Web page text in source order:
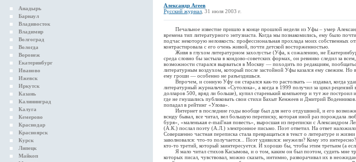
Анадырь
Барнаул
Владивосток
Владимир
Волгоград
Вологда
Воронеж
Екатеринбург
Иваново
Ижевск
Иркутск
Казань
Калининград
Калуга
Кемерово
Краснодар
Красноярск
Курск
Липецк
Майкоп
Александр Агеев
Русский журнал , 31 июля 2003 г.
Печальное известие пришло в конце прошлой недели из Уфы – умер
времена тип литературного энтузиаста. Когда мы познакомились, ему было
подчас некоторую неловкость: профессиональная прохлада моих собственных
контрастировала с его очень живой, почти детской восторженностью.
Живя в глухом литературном захолустье (Уфа, к сожалению, не
среда словно бы застыла в кондово-советских формах, он ревниво следил за
возможности старался вырваться в Москву — походить по редакциям,
литературным воздухом, который после застойной Уфы казался ему свежим.
ему гроши — особенно не разъездишься.
Впрочем, и сонную Уфу он старался как-то растолкать — издавал, когда
литературный журнальчик «Сутолока», а когда в 1999 получил за цикл
долларов 500, вряд ли больше), купил старенький компьютер и тут же построил
где не гнушались публиковать свои стихи Бахыт Кенжеев и Дмитрий
попадал в рейтинг «Улова».
Интернет в последние годы вообще был для него отдушиной, и его
всюду бывал, все читал, вел большую переписку, которая иной раз порождала
буря», «маленькая e-mail'ная повесть», выросшая из переписки с Александром
(А.К.) послал поэту (А.Л.) электронное письмо. Поэт ответил. На ответ
Совершенно частная переписка стала превращаться в текст о литературе и
заволновался: что-то получается... Поэт удивился: неужели? Кому это
кто-то третий, который заинтересуется. И хорошо бы, чтобы этим третьим (а
Я мало читал стихов Касымова, и о том, каким он был поэтом, судить мне
которых писал, чувствовал, можно сказать, интимно, разворачивал их в